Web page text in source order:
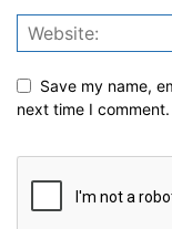
Save my name,
next time I comment.